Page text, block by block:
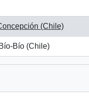
(Chile)
Bío (Chile)